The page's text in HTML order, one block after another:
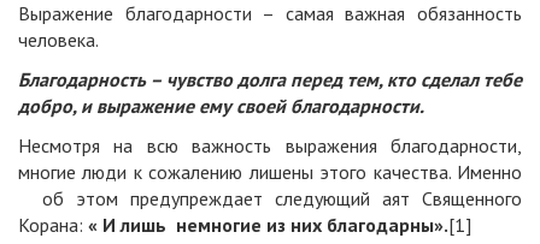
Выражение благодарности – самая важная обязанность
человека.
Благодарность – чувство долга перед тем, кто сделал тебе
добро, и выражение ему своей благодарности.
Несмотря на всю важность выражения благодарности,
многие люди к сожалению лишены этого качества. Именно
об этом предупреждает следующий аят Священного
Корана: « И лишь немногие из них благодарны».[1]